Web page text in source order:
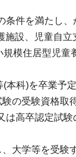
条件を満たし
施設、児童自
模住居型児
本科)を卒業予
の受験資格取
は高卒認定試
大学等を受験